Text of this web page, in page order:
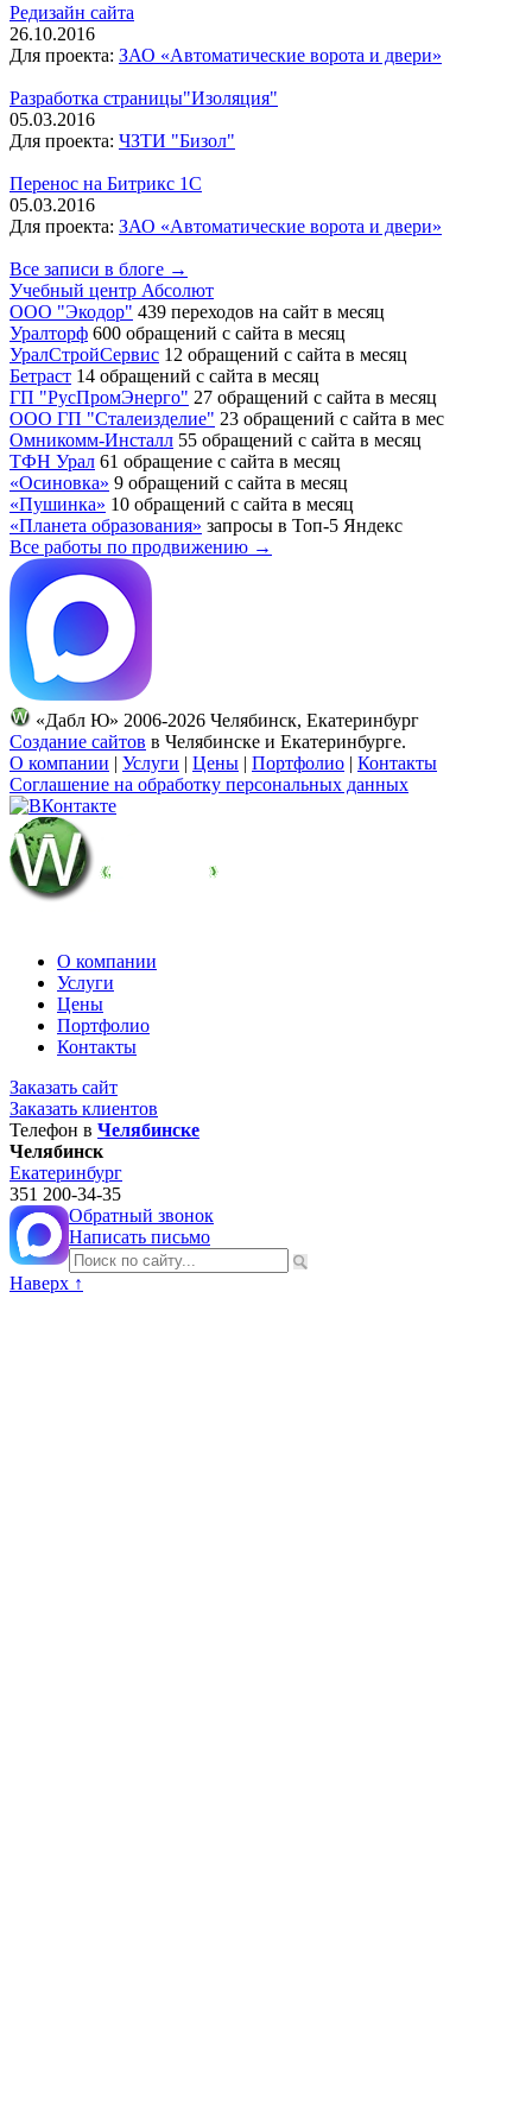
Редизайн сайта
26.10.2016
Для проекта: ЗАО «Автоматические ворота и двери»
Разработка страницы"Изоляция"
05.03.2016
Для проекта: ЧЗТИ "Бизол"
Перенос на Битрикс 1С
05.03.2016
Для проекта: ЗАО «Автоматические ворота и двери»
Все записи в блоге →
Учебный центр Абсолют
ООО "Экодор" 439 переходов на сайт в месяц
Уралторф 600 обращений с сайта в месяц
УралСтройСервис 12 обращений с сайта в месяц
Бетраст 14 обращений с сайта в месяц
ГП "РусПромЭнерго" 27 обращений с сайта в месяц
ООО ГП "Сталеизделие" 23 обращений с сайта в мес
Омникомм-Инсталл 55 обращений с сайта в месяц
ТФН Урал 61 обращение с сайта в месяц
«Осиновка» 9 обращений с сайта в месяц
«Пушинка» 10 обращений с сайта в месяц
«Планета образования» запросы в Топ-5 Яндекс
Все работы по продвижению →
«Дабл Ю» 2006-2026 Челябинск, Екатеринбург
Создание сайтов в Челябинске и Екатеринбурге.
О компании | Услуги | Цены | Портфолио | Контакты
Соглашение на обработку персональных данных
О компании
Услуги
Цены
Портфолио
Контакты
Заказать сайт
Заказать клиентов
Телефон в Челябинске
Челябинск
Екатеринбург
351 200-34-35
Обратный звонок
Написать письмо
Наверх ↑